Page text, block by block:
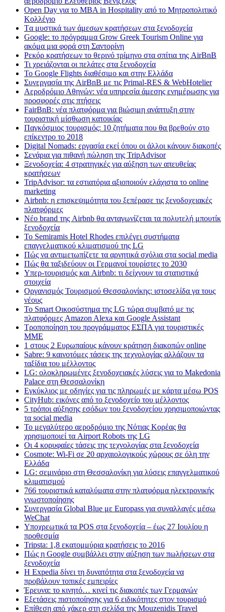
Open Day για το MBA in Hospitality από το Μητροπολιτικό
Κολλέγιο
Tα μυστικά των άμεσων κρατήσεων στα ξενοδοχεία
Google: το πρόγραμμα Grow Greek Tourism Online για
ακόμα μια φορά στη Σαντορίνη
Ρεκόρ κρατήσεων το θερινό τρίμηνο στα σπίτια της AirBnB
Τι χρειάζονται οι πελάτες στα ξενοδοχεία
Το Google Flights διαθέσιμο και στην Ελλάδα
Συνεργασία​ ​της​ ​AirBnB​ ​με​ ​τις​ ​Primal-RES​ ​&​ ​WebHotelier
Aεροδρόμιο Αθηνών: νέα υπηρεσία άμεσης ενημέρωσης για
προσφορές στις πτήσεις
FairBnB: νέα πλατφόρμα για βιώσιμη ανάπτυξη στην
τουριστική μίσθωση κατοικίας
Παγκόσμιος τουρισμός: 10 ζητήματα που θα βρεθούν στο
επίκεντρο το 2018
Digital Nomads: εργασία εκεί όπου οι άλλοι κάνουν διακοπές
Σενάρια για πιθανή πώληση της TripAdvisor
Ξενοδοχεία: 4 στρατηγικές για αύξηση των απευθείας
κρατήσεων
TripAdvisor: τα εστιατόρια αξιοποιούν ελάχιστα το online
marketing
Airbnb: η επισκεψιμότητα του ξεπέρασε τις ξενοδοχειακές
πλατφόρμες
Nέο brand της Airbnb θα ανταγωνίζεται τα πολυτελή μπουτίκ
ξενοδοχεία
Το Semiramis Hotel Rhodes επιλέγει συστήματα
επαγγελματικού κλιματισμού της LG
Πώς να αντιμετωπίζετε τα αρνητικά σχόλια στα social media
Πώς θα ταξιδεύουν οι Γερμανοί τουρίστες το 2030
Υπερ-τουρισμός και Airbnb: τι δείχνουν τα στατιστικά
στοιχεία
Οργανισμός Τουρισμού Θεσσαλονίκης: ιστοσελίδα γα τους
νέους
Το Smart Οικοσύστημα της LG τώρα συμβατό με τις
πλατφόρμες Amazon Alexa και Google Assistant
Τροποποίηση του προγράμματος ΕΣΠΑ για τουριστικές
ΜΜΕ
1 στους 2 Ευρωπαίους κάνουν κράτηση διακοπών online
Sabre: 9 καινοτόμες τάσεις της τεχνολογίας αλλάζουν τα
ταξίδια του μέλλοντος
LG: ολοκληρωμένες ξενοδοχειακές λύσεις για τo Makedonia
Palace στη Θεσσαλονίκη
Εγκύκλιος με οδηγίες για τις πληρωμές με κάρτα μέσω POS
CityHub: εικόνες από το ξενοδοχείο του μέλλοντος
5 τρόποι αύξησης εσόδων του ξενοδοχείου χρησιμοποιώντας
τα social media
Το μεγαλύτερο αεροδρόμιο της Νότιας Κορέας θα
χρησιμοποιεί τα Airport Robots της LG
Οι 4 κορυφαίες τάσεις της τεχνολογίας στα ξενοδοχεία
Cosmote: Wi-Fi σε 20 αρχαιολογικούς χώρους σε όλη την
Ελλάδα
LG: σεμινάριο στη Θεσσαλονίκη για λύσεις επαγγελματικού
κλιματισμού
766 τουριστικά καταλύματα στην πλατφόρμα ηλεκτρονικής
γνωστοποίησης
Συνεργασία Global Blue με Europass για συναλλαγές μέσω
WeChat
Υποχρεωτικά τα POS στα ξενοδοχεία – έως 27 Ιουλίου η
προθεσμία
Tripsta: 1,8 εκατομμύρια κρατήσεις το 2016
Πώς η Google συμβάλλει στην αύξηση των πωλήσεων στα
ξενοδοχεία
Η Expedia δίνει τη δυνατότητα στα ξενοδοχεία να
προβάλουν τοπικές εμπειρίες
Έρευνα: το κινητό… κινεί τις διακοπές των Γερμανών
Εξετάσεις πιστοποίησης για 6 ειδικότητες στον τουρισμό
Επίθεση από χάκερ στη σελίδα της Mouzenidis Travel